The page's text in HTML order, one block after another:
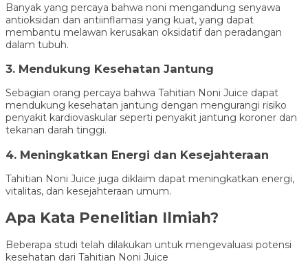
Banyak yang percaya bahwa noni mengandung senyawa
antioksidan dan antiinflamasi yang kuat, yang dapat
membantu melawan kerusakan oksidatif dan peradangan
dalam tubuh.
3. Mendukung Kesehatan Jantung
Sebagian orang percaya bahwa Tahitian Noni Juice dapat
mendukung kesehatan jantung dengan mengurangi risiko
penyakit kardiovaskular seperti penyakit jantung koroner dan
tekanan darah tinggi.
4. Meningkatkan Energi dan Kesejahteraan
Tahitian Noni Juice juga diklaim dapat meningkatkan energi,
vitalitas, dan kesejahteraan umum.
Apa Kata Penelitian Ilmiah?
Beberapa studi telah dilakukan untuk mengevaluasi potensi
kesehatan dari Tahitian Noni Juice